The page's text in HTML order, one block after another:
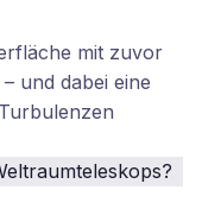
mit zuvor
und dabei eine